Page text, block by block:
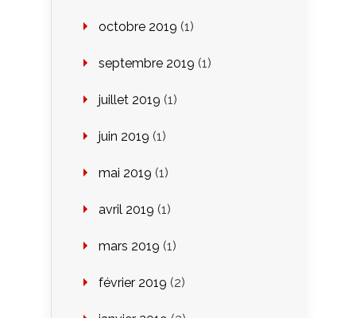
octobre 2019 (1)
septembre 2019 (1)
juillet 2019 (1)
juin 2019 (1)
mai 2019 (1)
avril 2019 (1)
mars 2019 (1)
février 2019 (2)